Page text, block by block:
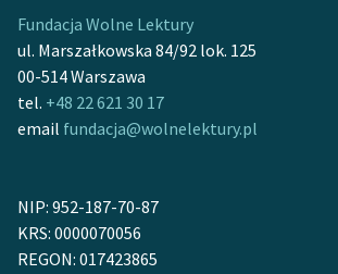
Fundacja Wolne Lektury
ul. Marszałkowska 84/92 lok. 125
00-514 Warszawa
tel. +48 22 621 30 17
email fundacja@wolnelektury.pl
NIP: 952-187-70-87
KRS: 0000070056
REGON: 017423865